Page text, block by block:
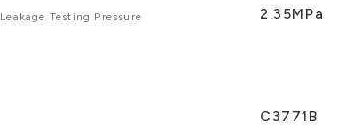
Leakage Testing Pressure 2.35MPa
C3771B